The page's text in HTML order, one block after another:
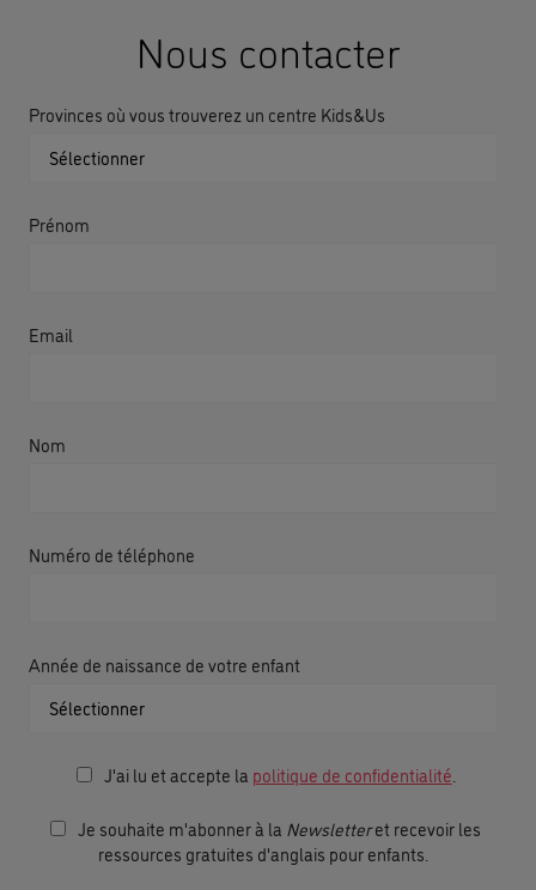
Nous contacter
Provinces où vous trouverez un centre Kids&Us
Prénom
Email
Nom
Numéro de téléphone
Année de naissance de votre enfant
J'ai lu et accepte la politique de confidentialité
Je souhaite m'abonner à la Newsletteret recevoir les
ressources gratuites d'anglais pour enfants.